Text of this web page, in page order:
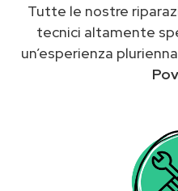
Tutte le nostre
tecnici altamente
un’esperienza